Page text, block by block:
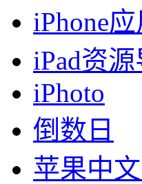
iPhone
iPad资
iPhoto
倒数日
苹果中